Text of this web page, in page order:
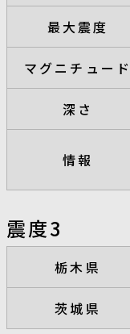
最大震度
マグニチュード
深さ
情報
震度3
栃木県
茨城県